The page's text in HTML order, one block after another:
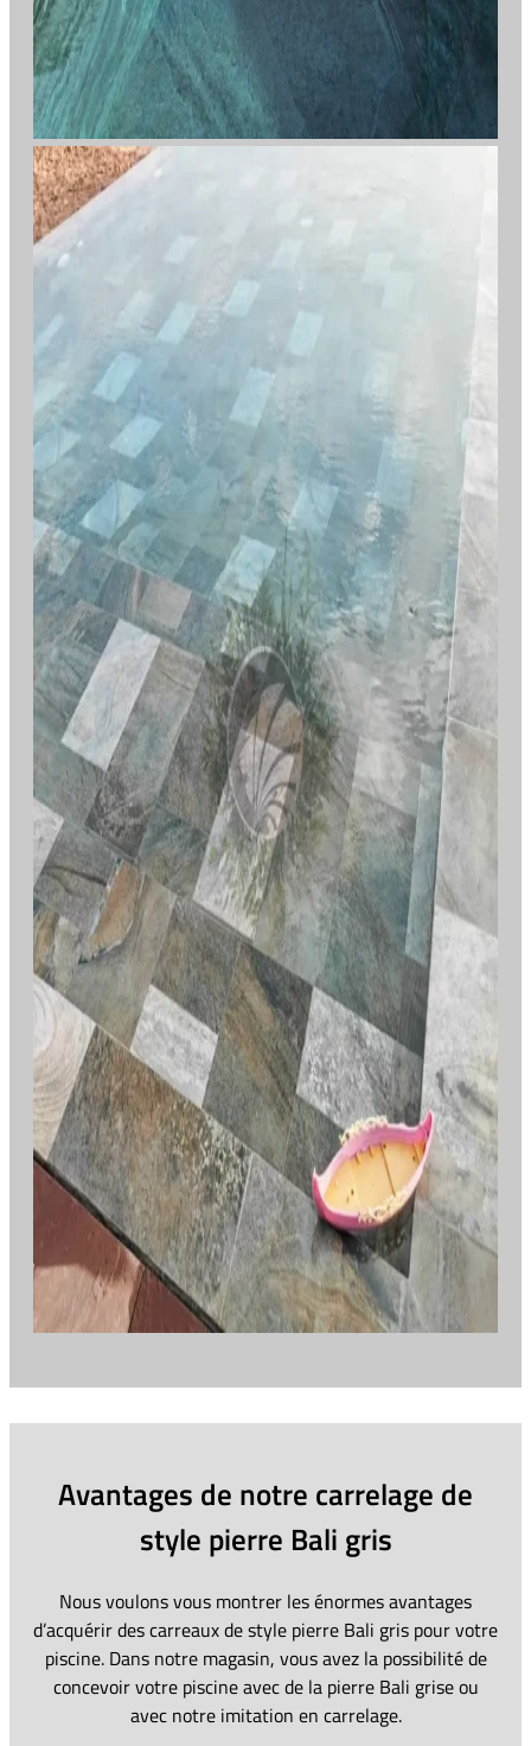
Avantages de notre carrelage de
style pierre Bali gris
Nous voulons vous montrer les énormes avantages
d’acquérir des carreaux de style pierre Bali gris pour votre
piscine. Dans notre magasin, vous avez la possibilité de
concevoir votre piscine avec de la pierre Bali grise ou
avec notre imitation en carrelage.